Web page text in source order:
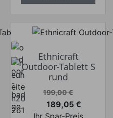
Ethnicraft
Outdoor-Tablett S
rund
Verkaufspreis
199,00 €
Preis
189,05 €